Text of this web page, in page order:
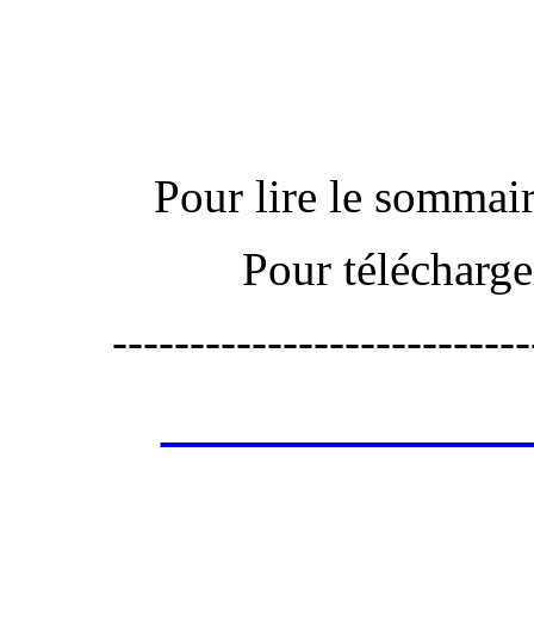
Pour lire le
Pour